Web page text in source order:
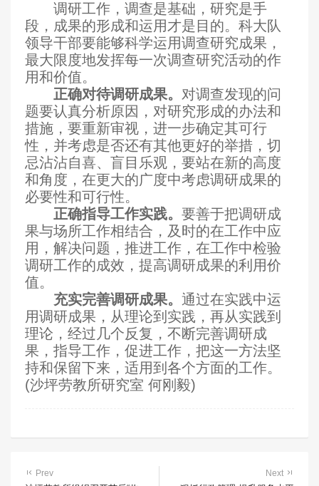
调研工作，调查是基础，研究是手
段，成果的形成和运用才是目的。科大队
领导干部要能够科学运用调查研究成果，
最大限度地发挥每一次调查研究活动的作
用和价值。
正确对待调研成果。 对调查发现的问
题要认真分析原因，对研究形成的办法和
措施，要重新审视，进一步确定其可行
性，并考虑是否还有其他更好的举措，切
忌沾沾自喜、盲目乐观，要站在新的高度
和角度，在更大的广度中考虑调研成果的
必要性和可行性。
正确指导工作实践。要善于把调研成
果与场所工作相结合，及时的在工作中应
用，解决问题，推进工作，在工作中检验
调研工作的成效，提高调研成果的利用价
值。
充实完善调研成果。通过在实践中运
用调研成果，从理论到实践，再从实践到
理论，经过几个反复，不断完善调研成
果，指导工作，促进工作，把这一方法坚
持和保留下来，适用到各个方面的工作。
(沙坪劳教所研究室 何刚毅)
Prev Next